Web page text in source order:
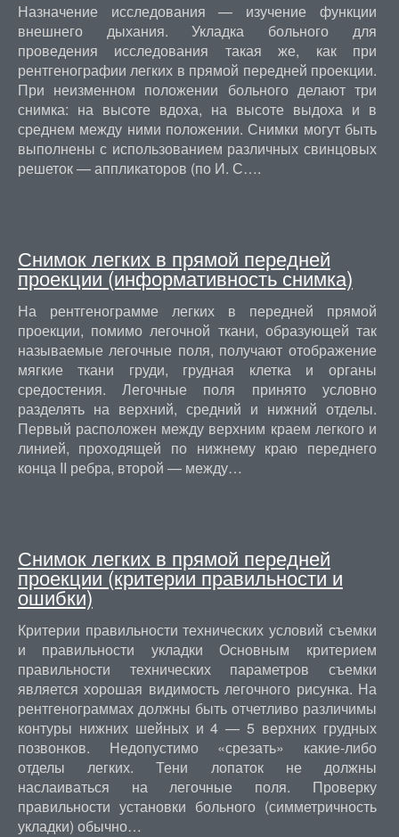
Назначение исследования — изучение функции
внешнего дыхания. Укладка больного для
проведения исследования такая же, как при
рентгенографии легких в прямой передней проекции.
При неизменном положении больного делают три
снимка: на высоте вдоха, на высоте выдоха и в
среднем между ними положении. Снимки могут быть
выполнены с использованием различных свинцовых
решеток — аппликаторов (по И. С….
Снимок легких в прямой передней
проекции (информативность снимка)
На рентгенограмме легких в передней прямой
проекции, помимо легочной ткани, образующей так
называемые легочные поля, получают отображение
мягкие ткани груди, грудная клетка и органы
средостения. Легочные поля принято условно
разделять на верхний, средний и нижний отделы.
Первый расположен между верхним краем легкого и
линией, проходящей по нижнему краю переднего
конца II ребра, второй — между…
Снимок легких в прямой передней
проекции (критерии правильности и
ошибки)
Критерии правильности технических условий съемки
и правильности укладки Основным критерием
правильности технических параметров съемки
является хорошая видимость легочного рисунка. На
рентгенограммах должны быть отчетливо различимы
контуры нижних шейных и 4 — 5 верхних грудных
позвонков. Недопустимо «срезать» какие-либо
отделы легких. Тени лопаток не должны
наслаиваться на легочные поля. Проверку
правильности установки больного (симметричность
укладки) обычно…